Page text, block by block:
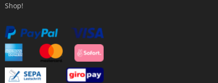
Shop!